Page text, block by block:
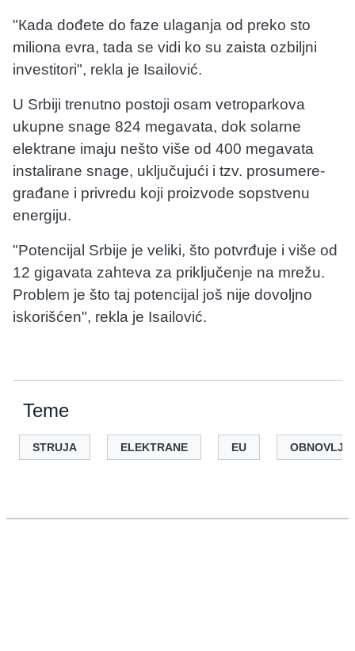
"Кada dođete do faze ulaganja od preko sto
miliona evra, tada se vidi ko su zaista ozbiljni
investitori", rekla je Isailović.
U Srbiji trenutno postoji osam vetroparkova
ukupne snage 824 megavata, dok solarne
elektrane imaju nešto više od 400 megavata
instalirane snage, uključujući i tzv. prosumere-
građane i privredu koji proizvode sopstvenu
energiju.
"Potencijal Srbije je veliki, što potvrđuje i više od
12 gigavata zahteva za priključenje na mrežu.
Problem je što taj potencijal još nije dovoljno
iskorišćen", rekla je Isailović.
Teme
STRUJA ELEKTRANE EU